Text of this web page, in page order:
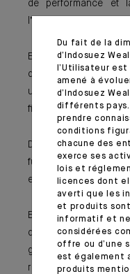
de performance et
l’investisseur.
Eligible à un(des)
de l’approbation
un vaste univers de
financiers tels que les
D’ailleurs,
futures) permet de
et d’améliorer la
En outre, le fonds
dépositaire
gestion qui vérifie
réglementaires et
Du fait de la
d’Indosuez
l’Utilisateur
amené à
d’Indosuez
différents pays.
prendre
conditions
chacune des
exerce ses
lois et
licences dont
averti que les
et produits
informatif et
considérées
offre ou d’une
est également
produits